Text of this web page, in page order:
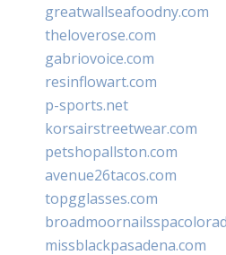
greatwallseafoodny.com
theloverose.com
gabriovoice.com
resinflowart.com
p-sports.net
korsairstreetwear.com
petshopallston.com
avenue26tacos.com
topgglasses.com
missblackpasadena.com